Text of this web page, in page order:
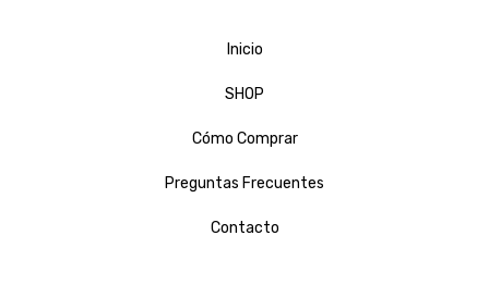
Inicio
SHOP
Cómo Comprar
Preguntas Frecuentes
Contacto